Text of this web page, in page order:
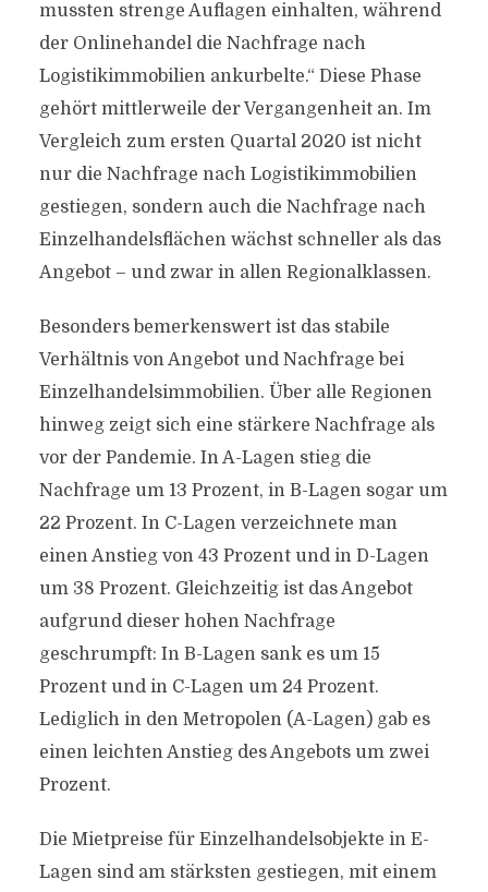
mussten strenge Auflagen einhalten, während
der Onlinehandel die Nachfrage nach
Logistikimmobilien ankurbelte.“ Diese Phase
gehört mittlerweile der Vergangenheit an. Im
Vergleich zum ersten Quartal 2020 ist nicht
nur die Nachfrage nach Logistikimmobilien
gestiegen, sondern auch die Nachfrage nach
Einzelhandelsflächen wächst schneller als das
Angebot – und zwar in allen Regionalklassen.
Besonders bemerkenswert ist das stabile
Verhältnis von Angebot und Nachfrage bei
Einzelhandelsimmobilien. Über alle Regionen
hinweg zeigt sich eine stärkere Nachfrage als
vor der Pandemie. In A-Lagen stieg die
Nachfrage um 13 Prozent, in B-Lagen sogar um
22 Prozent. In C-Lagen verzeichnete man
einen Anstieg von 43 Prozent und in D-Lagen
um 38 Prozent. Gleichzeitig ist das Angebot
aufgrund dieser hohen Nachfrage
geschrumpft: In B-Lagen sank es um 15
Prozent und in C-Lagen um 24 Prozent.
Lediglich in den Metropolen (A-Lagen) gab es
einen leichten Anstieg des Angebots um zwei
Prozent.
Die Mietpreise für Einzelhandelsobjekte in E-
Lagen sind am stärksten gestiegen, mit einem